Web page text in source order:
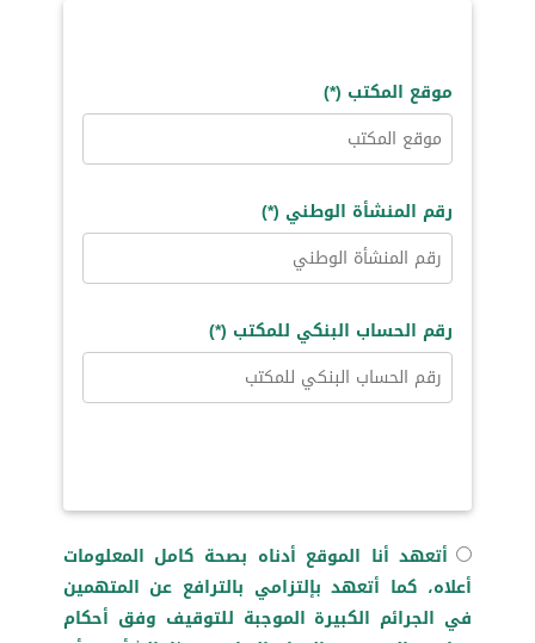
موقع المكتب (*)
رقم المنشأة الوطني (*)
رقم الحساب البنكي للمكتب (*)
أتعهد أنا الموقع أدناه بصحة كامل المعلومات
أعلاه، كما أتعهد بإلتزامي بالترافع عن المتهمين
في الجرائم الكبيرة الموجبة للتوقيف وفق أحكام